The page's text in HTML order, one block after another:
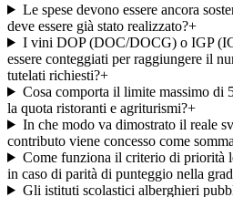
Le spese devono essere ancora
deve essere già stato realizzato?+
I vini DOP (DOC/DOCG) o IGP
essere conteggiati per raggiungere il
tutelati richiesti?+
Cosa comporta il limite massimo di
la quota ristoranti e agriturismi?+
In che modo va dimostrato il reale
contributo viene concesso come
Come funziona il criterio di priorità
in caso di parità di punteggio nella
Gli istituti scolastici alberghieri